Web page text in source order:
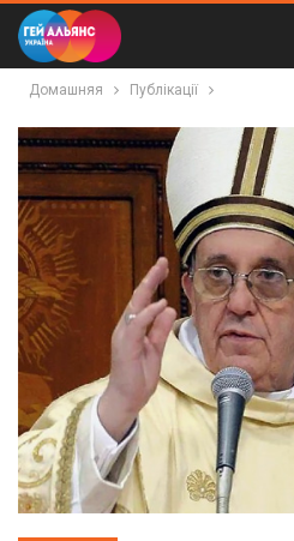
Домашняя Публікації